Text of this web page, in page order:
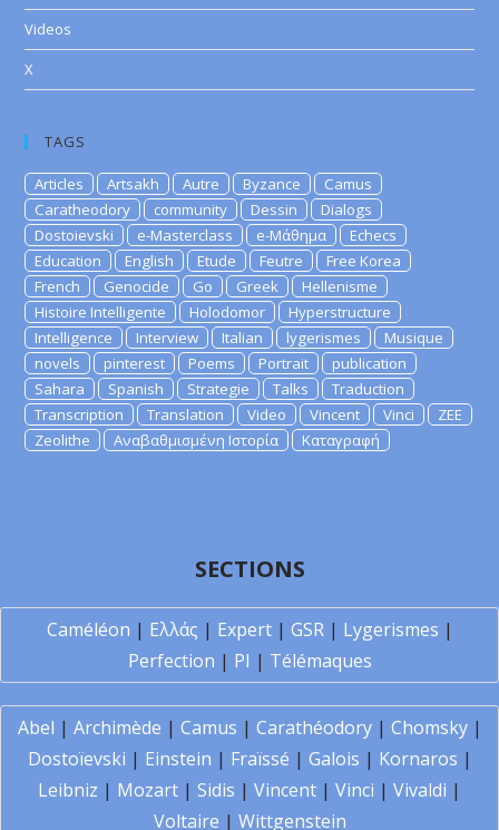
Videos
X
TAGS
Articles Artsakh Autre Byzance
Camus
Caratheodory
community Dessin
Dialogs
Dostoievski
e-Masterclass e-Μάθημα
Echecs
Education
English Etude Feutre
Free Korea
French
Genocide Go Greek
Hellenisme
Histoire Intelligente
Holodomor
Hyperstructure
Intelligence
Interview Italian lygerismes
Musique
novels
pinterest Poems Portrait
publication
Sahara
Spanish Strategie Talks
Traduction
Transcription
Translation Video Vincent Vinci
ZEE
Zeolithe
Αναβαθμισμένη Ιστορία Καταγραφή
SECTIONS
Caméléon | Ελλάς | Expert| GSR| Lygerismes |
Perfection | PI | Télémaques
Abel | Archimède | Camus | Carathéodory| Chomsky|
Dostoïevski | Einstein | Fraïssé | Galois | Kornaros |
Leibniz | Mozart | Sidis | Vincent | Vinci | Vivaldi |
Voltaire | Wittgenstein